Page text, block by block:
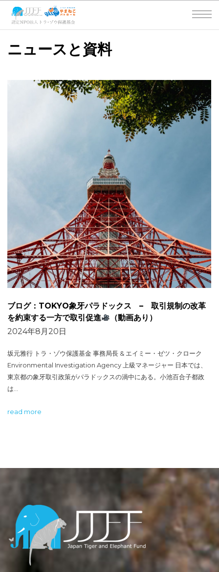
ニュースと資料
ブログ：TOKYO象牙パラドックス – 取引規制の改革
を約束する一方で取引促進
（動画あり）
2024年8月20日
坂元雅行 トラ・ゾウ保護基金 事務局長 & エイミー・ゼツ・クローク
Environmental Investigation Agency 上級マネージャー 日本では、
東京都の象牙取引政策がパラドックスの渦中にある。小池百合子都政
は…
read more